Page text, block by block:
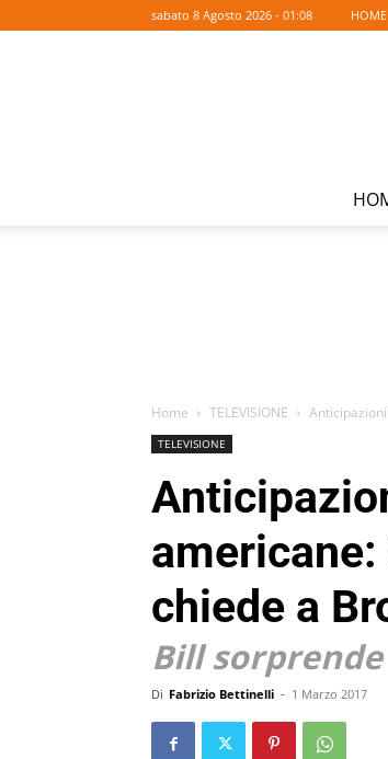
sabato 8 Agosto 2026 - 01:08 HOME
Home TELEVISIONE
TELEVISIONE
chiede a
Bill
Di Fabrizio Bettinelli - 1 Marzo 2017